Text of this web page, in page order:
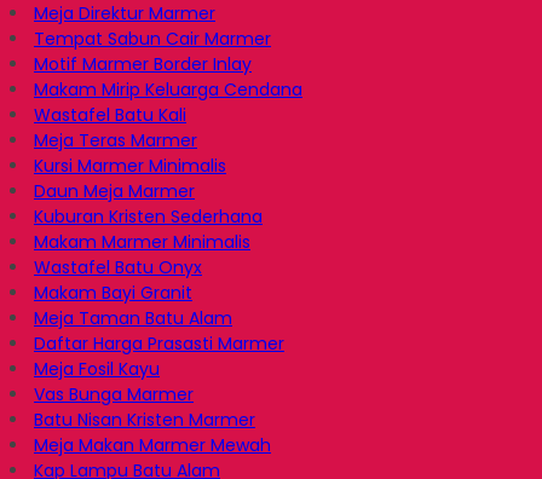
Meja Direktur Marmer
Tempat Sabun Cair Marmer
Motif Marmer Border Inlay
Makam Mirip Keluarga Cendana
Wastafel Batu Kali
Meja Teras Marmer
Kursi Marmer Minimalis
Daun Meja Marmer
Kuburan Kristen Sederhana
Makam Marmer Minimalis
Wastafel Batu Onyx
Makam Bayi Granit
Meja Taman Batu Alam
Daftar Harga Prasasti Marmer
Meja Fosil Kayu
Vas Bunga Marmer
Batu Nisan Kristen Marmer
Meja Makan Marmer Mewah
Kap Lampu Batu Alam